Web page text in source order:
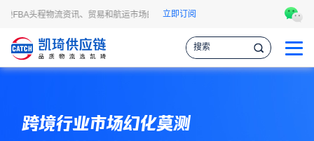
FBA头程物流资讯、贸易和航运市场的趋势和最新事件，让您掌握各种情报，作
立即订阅
跨境行业市场幻化莫测